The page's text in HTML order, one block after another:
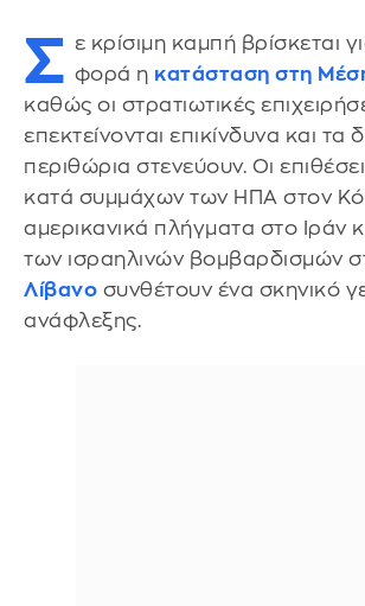
Σ ε κρίσιμη καμπή βρίσκεται
φορά η κατάσταση στη
καθώς οι στρατιωτικές
επεκτείνονται επικίνδυνα και τα
περιθώρια στενεύουν. Οι
κατά συμμάχων των ΗΠΑ στον
αμερικανικά πλήγματα στο Ιράν
των ισραηλινών βομβαρδισμών
Λίβανο συνθέτουν ένα σκηνικό
ανάφλεξης.